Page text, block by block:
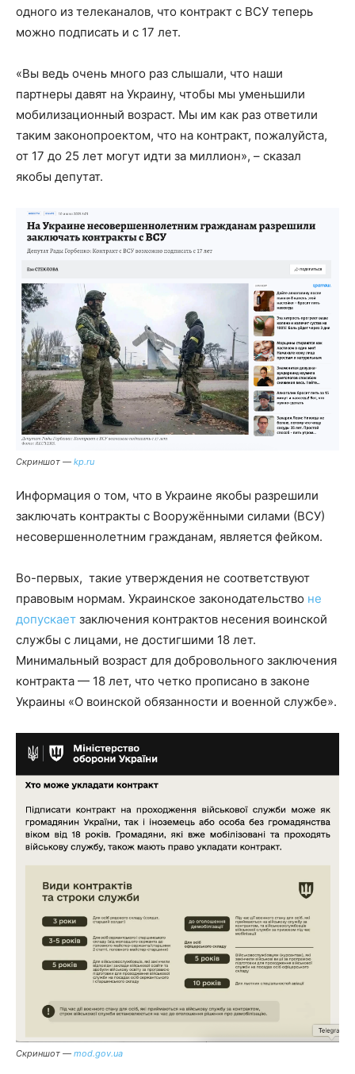
одного из телеканалов, что контракт с ВСУ теперь
можно подписать и с 17 лет.
«Вы ведь очень много раз слышали, что наши
партнеры давят на Украину, чтобы мы уменьшили
мобилизационный возраст. Мы им как раз ответили
таким законопроектом, что на контракт, пожалуйста,
от 17 до 25 лет могут идти за миллион», – сказал
якобы депутат.
Скриншот — kp.ru
Информация о том, что в Украине якобы разрешили
заключать контракты с Вооружёнными силами (ВСУ)
несовершеннолетним гражданам, является фейком.
Во-первых, такие утверждения не соответствуют
правовым нормам. Украинское законодательство не
допускает заключения контрактов несения воинской
службы с лицами, не достигшими 18 лет.
Минимальный возраст для добровольного заключения
контракта — 18 лет, что четко прописано в законе
Украины «О воинской обязанности и военной службе».
Скриншот — mod.gov.ua